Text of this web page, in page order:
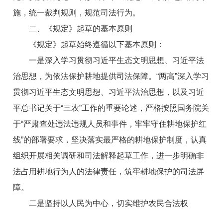
施，统一裁判规则，规范司法行为。
二、《规定》起草的基本原则
《规定》起草始终遵循以下基本原则：
一是深入学习贯彻习近平生态文明思想、习近平法
治思想，为依法保护耕地提供司法保障。“两高”深入学习
贯彻习近平生态文明思想、习近平法治思想，以及习近
平总书记关于“三农”工作的重要论述，严格按照国务院关
于“严肃查处违法违规人员和事件，牢牢守住耕地保护红
线”的部署要求，坚决落实最严格的耕地保护制度，认真
组织开展相关调研和司法解释起草工作，进一步明确非
法占用耕地行为人的法律责任，筑牢耕地保护的司法屏
障。
二是坚持以人民为中心，切实维护农民合法权